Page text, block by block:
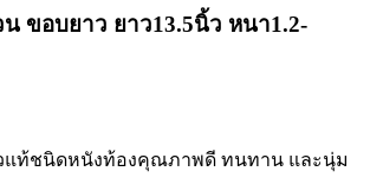
ขอบยาว ยาว13.5นิ้ว หนา1.2-
ท้ชนิดหนังท้องคุณภาพดี ทนทาน และนุ่ม